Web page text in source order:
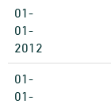
01-
01-
2012
01-
01-